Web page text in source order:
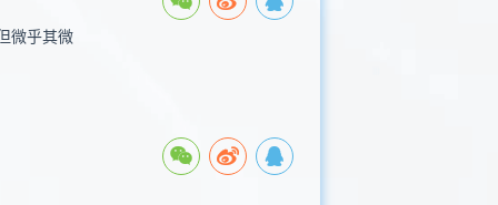
微乎其微